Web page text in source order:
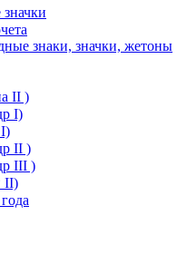
знаки, значки, жетоны
II )
I)
II )
III )
II)